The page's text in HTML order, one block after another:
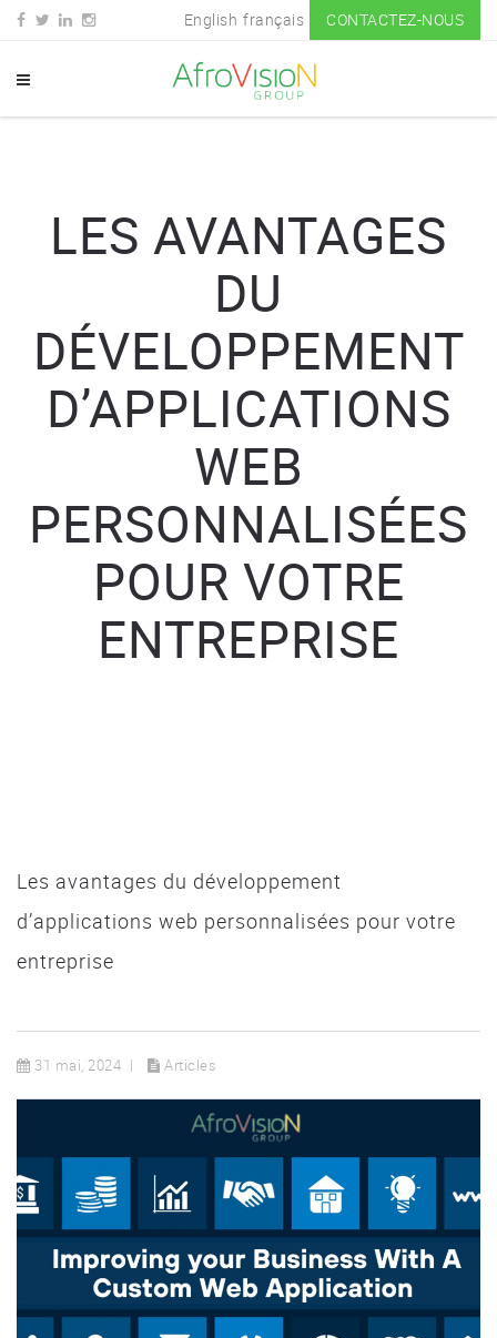
English français CONTACTEZ-NOUS
LES AVANTAGES
DU
DÉVELOPPEMENT
D’APPLICATIONS
WEB
PERSONNALISÉES
POUR VOTRE
ENTREPRISE
Les avantages du développement
d’applications web personnalisées pour votre
entreprise
31 mai, 2024 Articles